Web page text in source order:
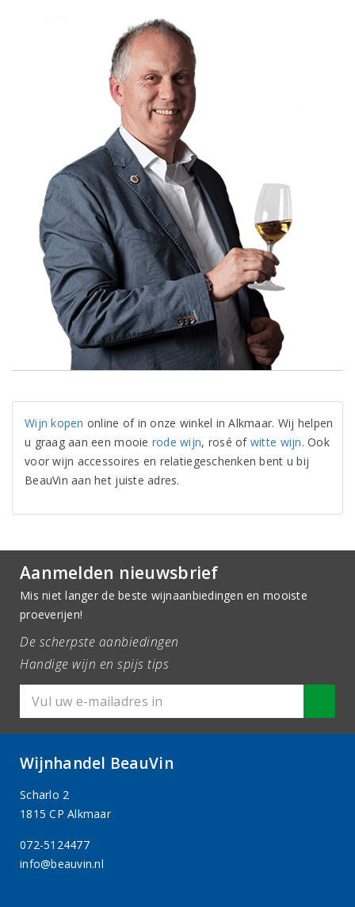
Wijn kopen online of in onze winkel in Alkmaar. Wij helpen
u graag aan een mooie rode wijn, rosé of witte wijn. Ook
voor wijn accessoires en relatiegeschenken bent u bij
BeauVin aan het juiste adres.
Aanmelden nieuwsbrief
Mis niet langer de beste wijnaanbiedingen en mooiste
proeverijen!
De scherpste aanbiedingen
Handige wijn en spijs tips
Wijnhandel BeauVin
Scharlo 2
1815 CP Alkmaar
072-5124477
info@beauvin.nl